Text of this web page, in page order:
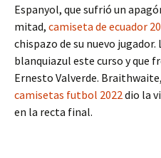
Espanyol, que sufrió un
mitad, camiseta de ecuador
chispazo de su nuevo
blanquiazul este curso y que
Ernesto Valverde.
camisetas futbol 2022dio la
en la recta final.